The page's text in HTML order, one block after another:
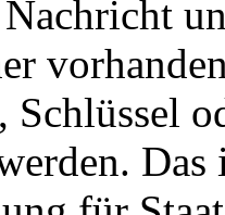
Schlüssel